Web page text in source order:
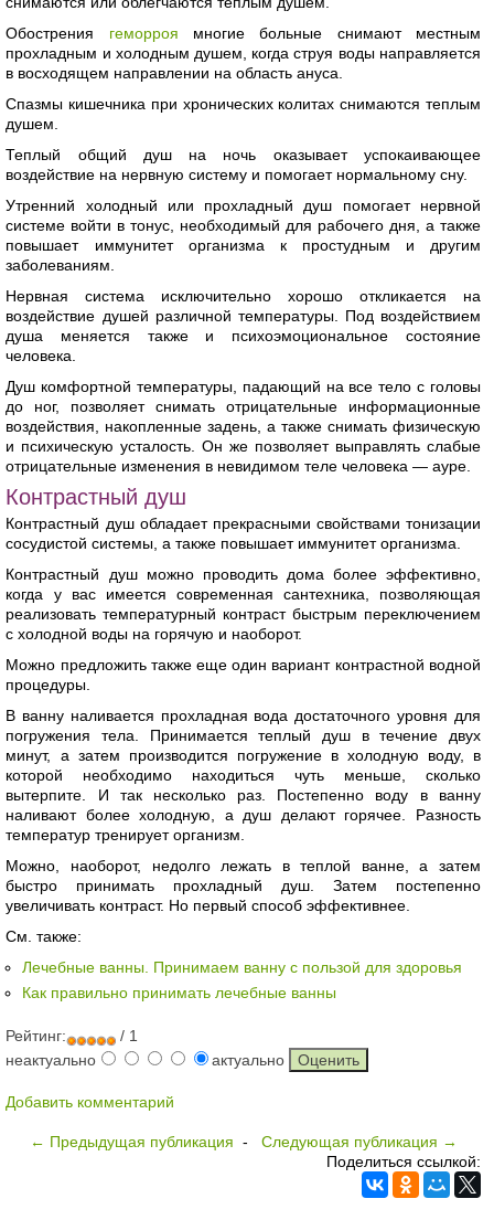
Обострения геморроя многие больные снимают местным
прохладным и холодным душем, когда струя воды направляется
в восходящем направлении на область ануса.
Спазмы кишечника при хронических колитах снимаются теплым
душем.
Теплый общий душ на ночь оказывает успокаивающее
воздействие на нервную систему и помогает нормальному сну.
Утренний холодный или прохладный душ помогает нервной
системе войти в тонус, необходимый для рабочего дня, а также
повышает иммунитет организма к простудным и другим
заболеваниям.
Нервная система исключительно хорошо откликается на
воздействие душей различной температуры. Под воздействием
душа меняется также и психоэмоциональное состояние
человека.
Душ комфортной температуры, падающий на все тело с головы
до ног, позволяет снимать отрицательные информационные
воздействия, накопленные задень, а также снимать физическую
и психическую усталость. Он же позволяет выправлять слабые
отрицательные изменения в невидимом теле человека — ауре.
Контрастный душ
Контрастный душ обладает прекрасными свойствами тонизации
сосудистой системы, а также повышает иммунитет организма.
Контрастный душ можно проводить дома более эффективно,
когда у вас имеется современная сантехника, позволяющая
реализовать температурный контраст быстрым переключением
с холодной воды на горячую и наоборот.
Можно предложить также еще один вариант контрастной водной
процедуры.
В ванну наливается прохладная вода достаточного уровня для
погружения тела. Принимается теплый душ в течение двух
минут, а затем производится погружение в холодную воду, в
которой необходимо находиться чуть меньше, сколько
вытерпите. И так несколько раз. Постепенно воду в ванну
наливают более холодную, а душ делают горячее. Разность
температур тренирует организм.
Можно, наоборот, недолго лежать в теплой ванне, а затем
быстро принимать прохладный душ. Затем постепенно
увеличивать контраст. Но первый способ эффективнее.
См. также:
Лечебные ванны. Принимаем ванну с пользой для здоровья
Как правильно принимать лечебные ванны
Рейтинг:
/ 1
неактуально
актуально
Добавить комментарий
← Предыдущая публикация - Следующая публикация →
Поделиться ссылкой: